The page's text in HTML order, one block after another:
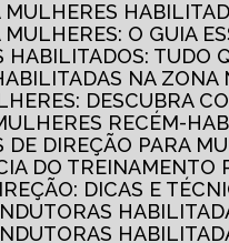
MULHERES
MULHERES: O GUIA
HABILITADOS: TUDO
NA
DESCUBRA
RECÉM-
DE DIREÇÃO PARA
DO TREINAMENTO
DICAS E